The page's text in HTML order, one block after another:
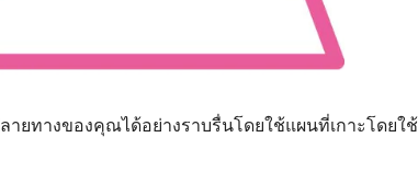
ายทางของคุณได้อย่างราบรื่นโดยใช้แผนที่เกาะโดยใช้